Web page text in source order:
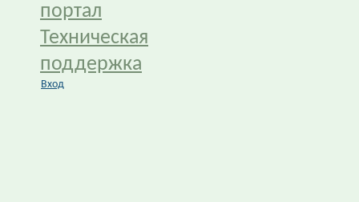
портал
Техническая
поддержка
Вход